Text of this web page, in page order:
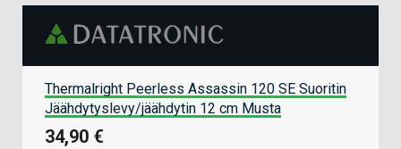
Thermalright Peerless Assassin 120 SE Suoritin
Jäähdytyslevy/jäähdytin 12 cm Musta
34,90 €